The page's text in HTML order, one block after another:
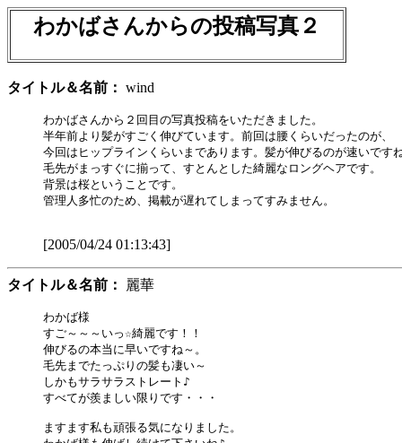
わかばさんからの投稿写真２
タイトル＆名前： wind
わかばさんから２回目の写真投稿をいただきました。
半年前より髪がすごく伸びています。前回は腰くらいだったのが、
今回はヒップラインくらいまであります。髪が伸びるのが速いです
毛先がまっすぐに揃って、すとんとした綺麗なロングヘアです。
背景は桜ということです。
管理人多忙のため、掲載が遅れてしまってすみません。
[2005/04/24 01:13:43]
タイトル＆名前： 麗華
わかば様
すご～～～いっ☆綺麗です！！
伸びるの本当に早いですね～。
毛先までたっぷりの髪も凄い～
しかもサラサラストレート♪
すべてが羨ましい限りです・・・
ますます私も頑張る気になりました。